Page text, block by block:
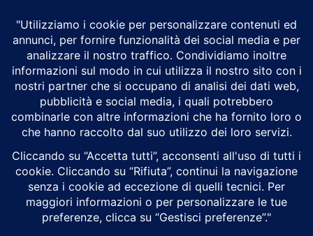
Alground Geopolitica e Cyberwarfare.
Da una idea di Brunilde Trizio
Alground fa parte del Gruppo Trizio
SEGUICI